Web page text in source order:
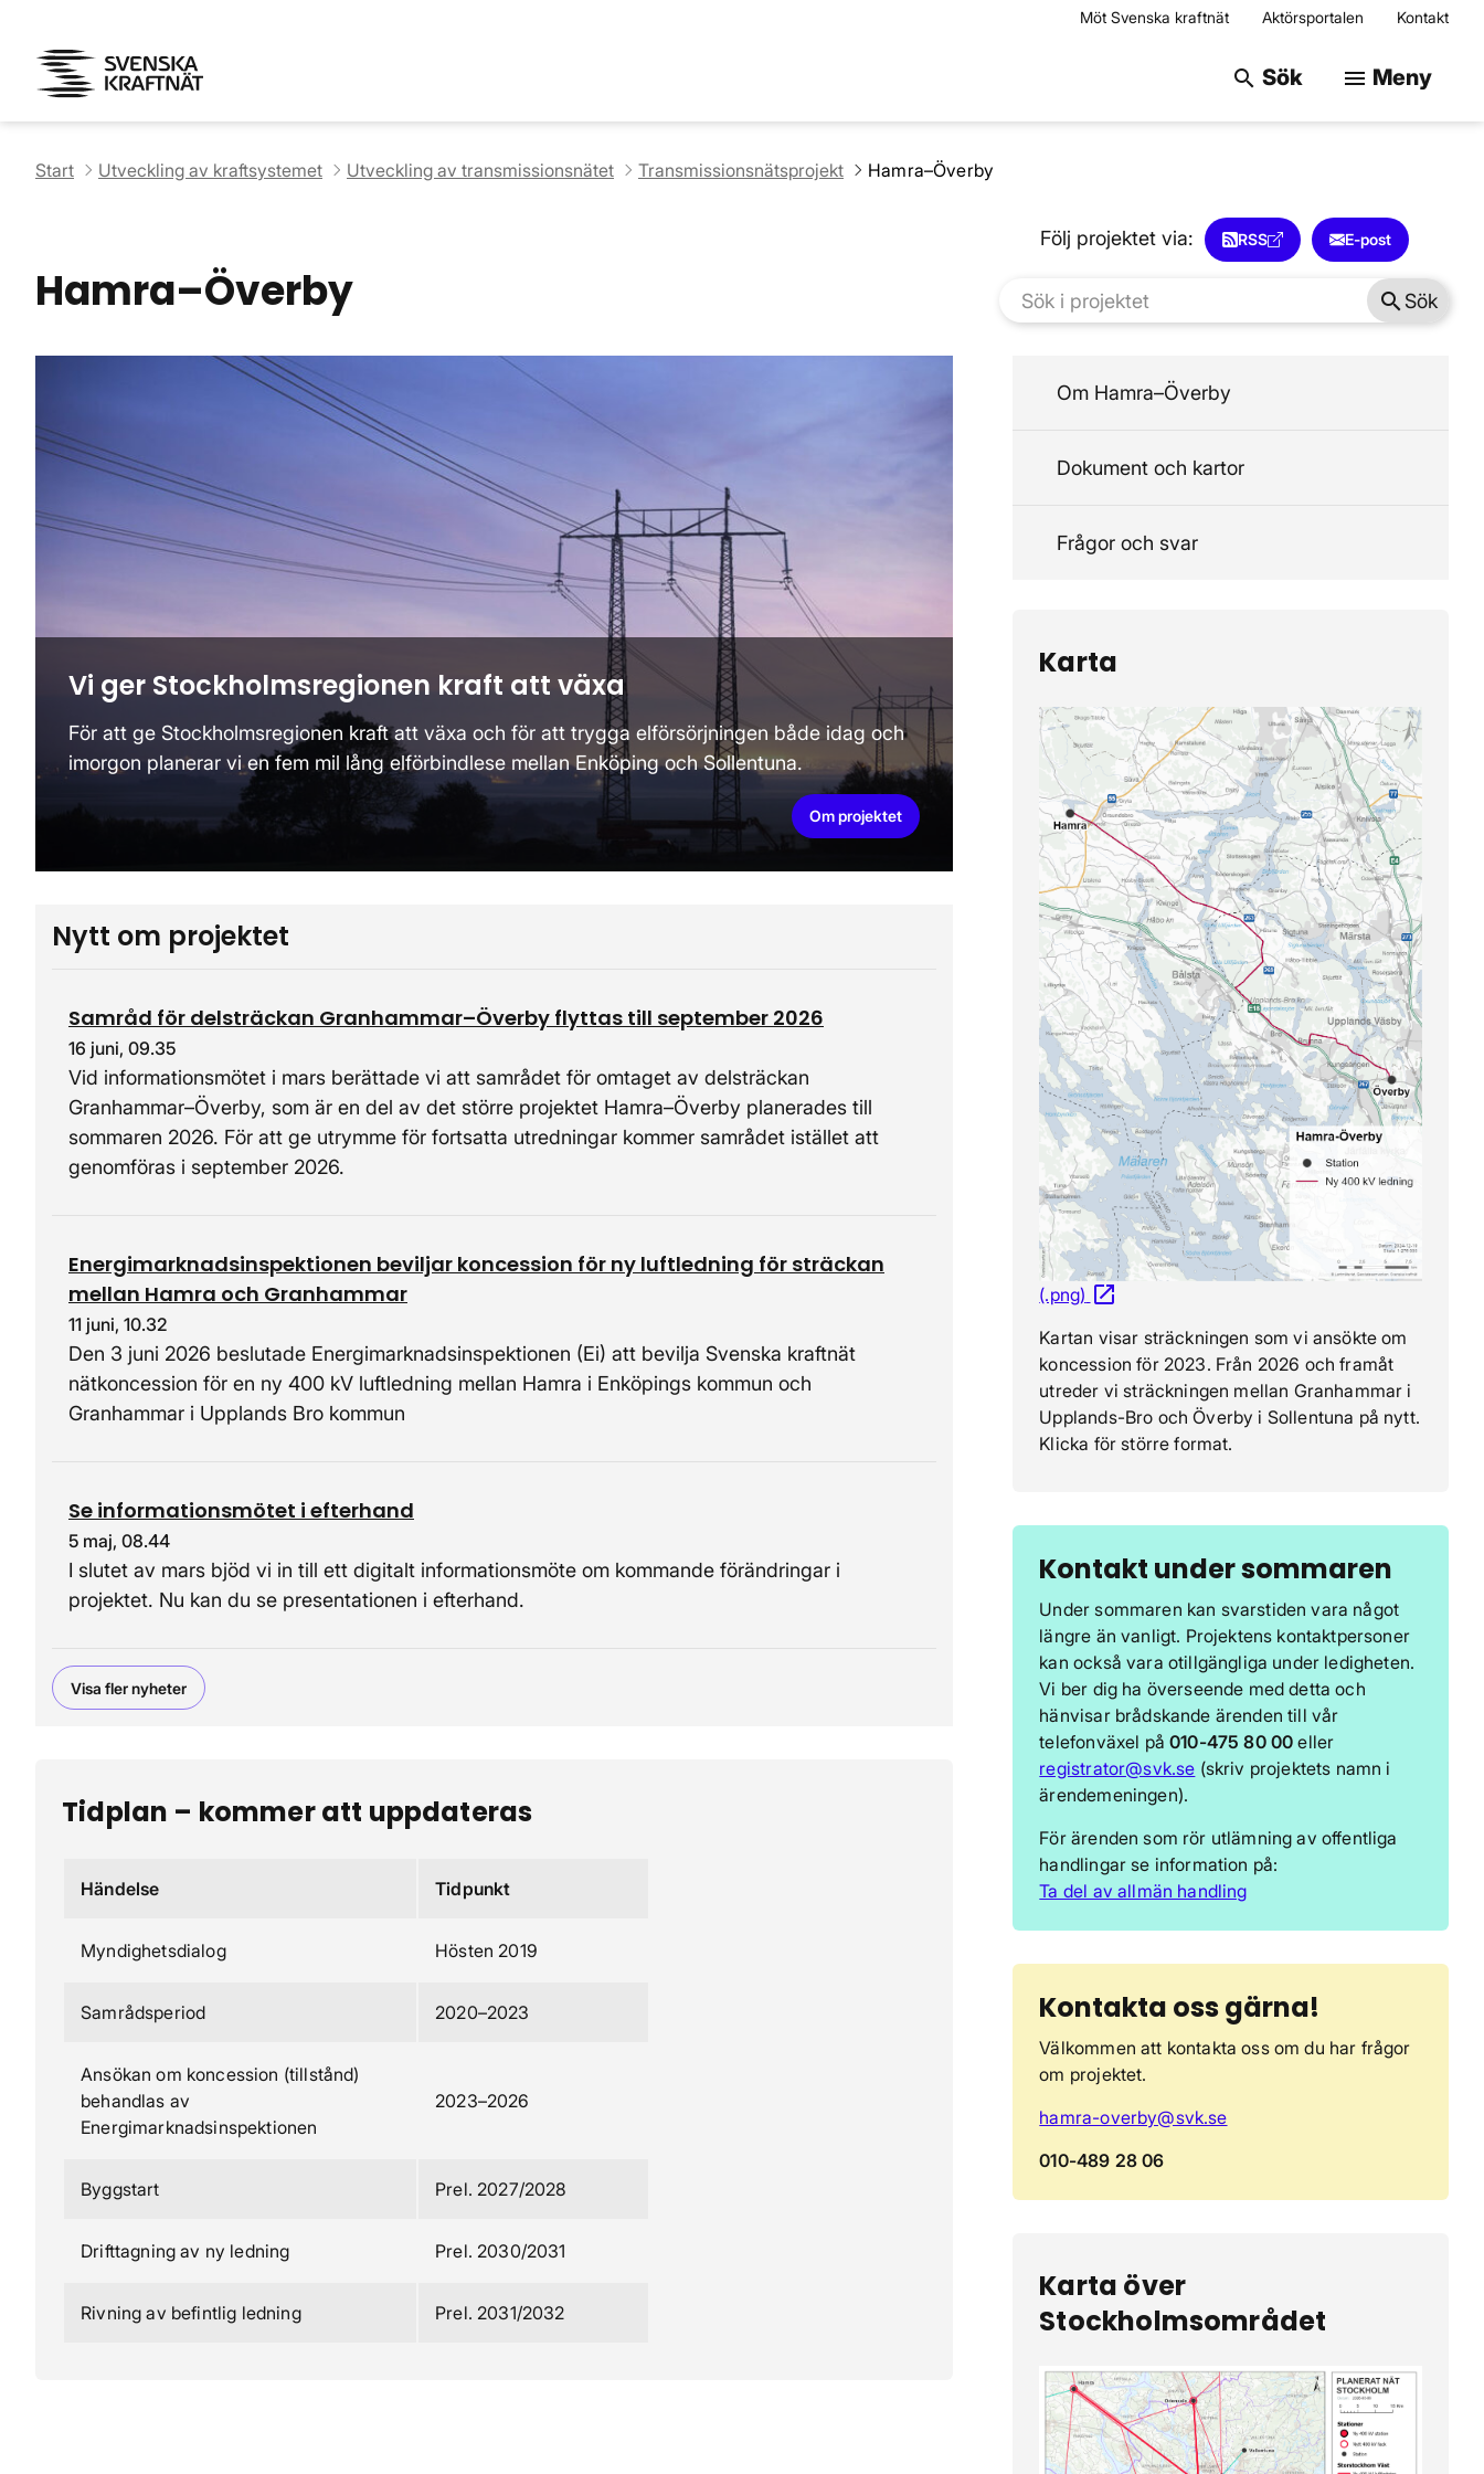
Möt Svenska kraftnät Aktörsportalen Kontakt
search Sök Sök på
menu Meny
Start Utveckling av kraftsystemet Utveckling av transmissionsnätet Transmissionsnätsprojekt Hamra–Överby
Hamra–Överby
Följ projektet via: RSS E-post
search Sök
Vi ger Stockholmsregionen kraft att växa
För att ge Stockholmsregionen kraft att växa och för att trygga elförsörjningen både idag och
imorgon planerar vi en fem mil lång elförbindlese mellan Enköping och Sollentuna.
Om projektet
Nytt om projektet
Samråd för delsträckan Granhammar–Överby flyttas till september 2026
16 juni, 09.35
Vid informationsmötet i mars berättade vi att samrådet för omtaget av delsträckan
Granhammar–Överby, som är en del av det större projektet Hamra–Överby planerades till
sommaren 2026. För att ge utrymme för fortsatta utredningar kommer samrådet istället att
genomföras i september 2026.
Energimarknadsinspektionen beviljar koncession för ny luftledning för sträckan
mellan Hamra och Granhammar
11 juni, 10.32
Den 3 juni 2026 beslutade Energimarknadsinspektionen (Ei) att bevilja Svenska kraftnät
nätkoncession för en ny 400 kV luftledning mellan Hamra i Enköpings kommun och
Granhammar i Upplands Bro kommun
Se informationsmötet i efterhand
5 maj, 08.44
I slutet av mars bjöd vi in till ett digitalt informationsmöte om kommande förändringar i
projektet. Nu kan du se presentationen i efterhand.
Visa fler nyheter
Tidplan – kommer att uppdateras
Händelse Tidpunkt
Myndighetsdialog Hösten 2019
Samrådsperiod 2020–2023
Ansökan om koncession (tillstånd)
behandlas av
Energimarknadsinspektionen
2023–2026
Byggstart Prel. 2027/2028
Drifttagning av ny ledning Prel. 2030/2031
Rivning av befintlig ledning Prel. 2031/2032
Om Hamra–Överby
Dokument och kartor
Frågor och svar
Karta
(.png) open_in_new
Kartan visar sträckningen som vi ansökte om
koncession för 2023. Från 2026 och framåt
utreder vi sträckningen mellan Granhammar i
Upplands-Bro och Överby i Sollentuna på nytt.
Klicka för större format.
Kontakt under sommaren
Under sommaren kan svarstiden vara något
längre än vanligt. Projektens kontaktpersoner
kan också vara otillgängliga under ledigheten.
Vi ber dig ha överseende med detta och
hänvisar brådskande ärenden till vår
telefonväxel på010-475 80 00 eller
registrator@svk.se (skriv projektets namn i
ärendemeningen).
För ärenden som rör utlämning av offentliga
handlingar se information på:
Ta del av allmän handling
Kontakta oss gärna!
Välkommen att kontakta oss om du har frågor
om projektet.
hamra-overby@svk.se
010-489 28 06
Karta över
Stockholmsområdet